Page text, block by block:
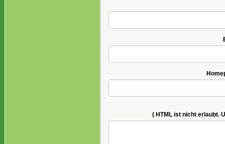
( HTML ist nicht erlaubt.